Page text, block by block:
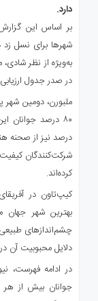
دارد.
بر اساس این
به‌ویژه از نظر
در صدر جدول ارزیابی
ملبورن، دومین شهر
شرکت‌کنندگان کیفیت
کرده‌اند.
کیپ‌تاون در
بهترین شهر جهان
چشم‌اندازهای
دلایل محبوبیت آن
در ادامه فهرست،
جوانان بیش از هر